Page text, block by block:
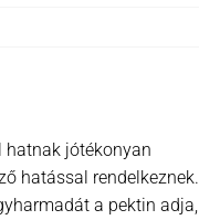
hatnak jótékonyan
hatással rendelkeznek.
a pektin adja,